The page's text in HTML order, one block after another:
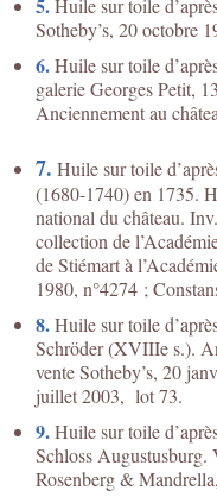
Huile sur toile
Sotheby’s, 20 octobre
6.Huile sur toile
galerie Georges Petit,
Anciennement au
7. Huile sur toile
(1680-1740) en 1735.
national du château.
collection de
de Stiémart à
1980, n°4274 ;
8.Huile sur toile
Schröder (XVIIIe s.).
vente Sotheby’s, 20
juillet 2003, lot 73.
9.Huile sur toile
Schloss
Rosenberg &